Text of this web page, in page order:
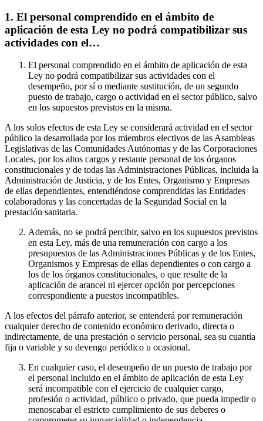
1. El personal comprendido en el ámbito de
aplicación de esta Ley no podrá compatibilizar sus
actividades con el…
El personal comprendido en el ámbito de aplicación de esta
Ley no podrá compatibilizar sus actividades con el
desempeño, por sí o mediante sustitución, de un segundo
puesto de trabajo, cargo o actividad en el sector público, salvo
en los supuestos previstos en la misma.
A los solos efectos de esta Ley se considerará actividad en el sector
público la desarrollada por los miembros electivos de las Asambleas
Legislativas de las Comunidades Autónomas y de las Corporaciones
Locales, por los altos cargos y restante personal de los órganos
constitucionales y de todas las Administraciones Públicas, incluida la
Administración de Justicia, y de los Entes, Organismo y Empresas
de ellas dependientes, entendiéndose comprendidas las Entidades
colaboradoras y las concertadas de la Seguridad Social en la
prestación sanitaria.
Además, no se podrá percibir, salvo en los supuestos previstos
en esta Ley, más de una remuneración con cargo a los
presupuestos de las Administraciones Públicas y de los Entes,
Organismos y Empresas de ellas dependientes o con cargo a
los de los órganos constitucionales, o que resulte de la
aplicación de arancel ni ejercer opción por percepciones
correspondiente a puestos incompatibles.
A los efectos del párrafo anterior, se entenderá por remuneración
cualquier derecho de contenido económico derivado, directa o
indirectamente, de una prestación o servicio personal, sea su cuantía
fija o variable y su devengo periódico u ocasional.
En cualquier caso, el desempeño de un puesto de trabajo por
el personal incluido en el ámbito de aplicación de esta Ley
será incompatible con el ejercicio de cualquier cargo,
profesión o actividad, público o privado, que pueda impedir o
menoscabar el estricto cumplimiento de sus deberes o